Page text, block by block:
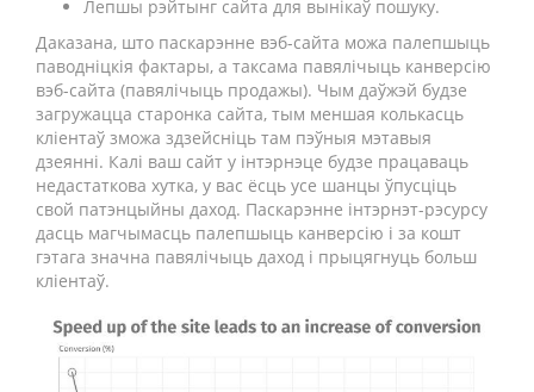
Лепшы рэйтынг сайта для вынікаў пошуку.
Даказана, што паскарэнне вэб-сайта можа палепшыць
паводніцкія фактары, а таксама павялічыць канверсію
вэб-сайта (павялічыць продажы). Чым даўжэй будзе
загружацца старонка сайта, тым меншая колькасць
кліентаў зможа здзейсніць там пэўныя мэтавыя
дзеянні. Калі ваш сайт у інтэрнэце будзе працаваць
недастаткова хутка, у вас ёсць усе шанцы ўпусціць
свой патэнцыйны даход. Паскарэнне інтэрнэт-рэсурсу
дасць магчымасць палепшыць канверсію і за кошт
гэтага значна павялічыць даход і прыцягнуць больш
кліентаў.